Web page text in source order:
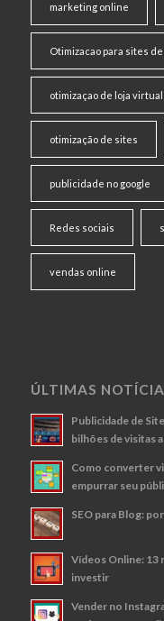
marketing online
Otimizacao para sites
otimizaçao de loja virtual
otimização de sites
publicidade no google
Redes sociais
vendas online
ÚLTIMAS
Publicidade de
bilhões de visitas
Como converter
empurrar seu
SEO para Blog:
Vídeos Online: 13
investir
Vender no